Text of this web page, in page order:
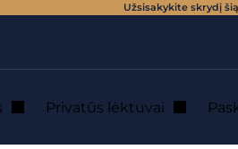
Užsisakykite skrydį
Privatūs lėktuvai